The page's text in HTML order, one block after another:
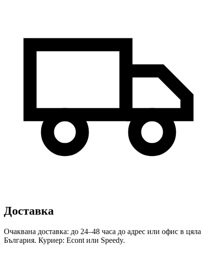
Доставка
Очаквана доставка: до 24–48 часа до адрес или офис в цяла
България. Куриер: Econt или Speedy.